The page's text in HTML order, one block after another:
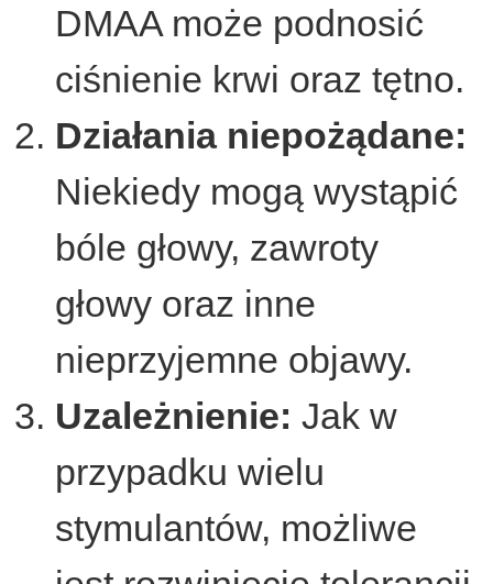
DMAA może podnosić
ciśnienie krwi oraz tętno.
Działania niepożądane:
Niekiedy mogą wystąpić
bóle głowy, zawroty
głowy oraz inne
nieprzyjemne objawy.
Uzależnienie: Jak w
przypadku wielu
stymulantów, możliwe